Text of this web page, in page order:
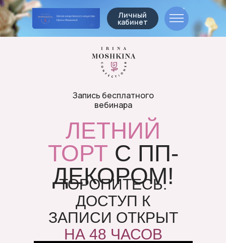
Личный
кабинет
Запись бесплатного
вебинара
ТОРОПИТЕСЬ.
ДОСТУП К
ЗАПИСИ ОТКРЫТ
НА 48 ЧАСОВ
ЛЕТНИЙ
ТОРТ С ПП-
ДЕКОРОМ!